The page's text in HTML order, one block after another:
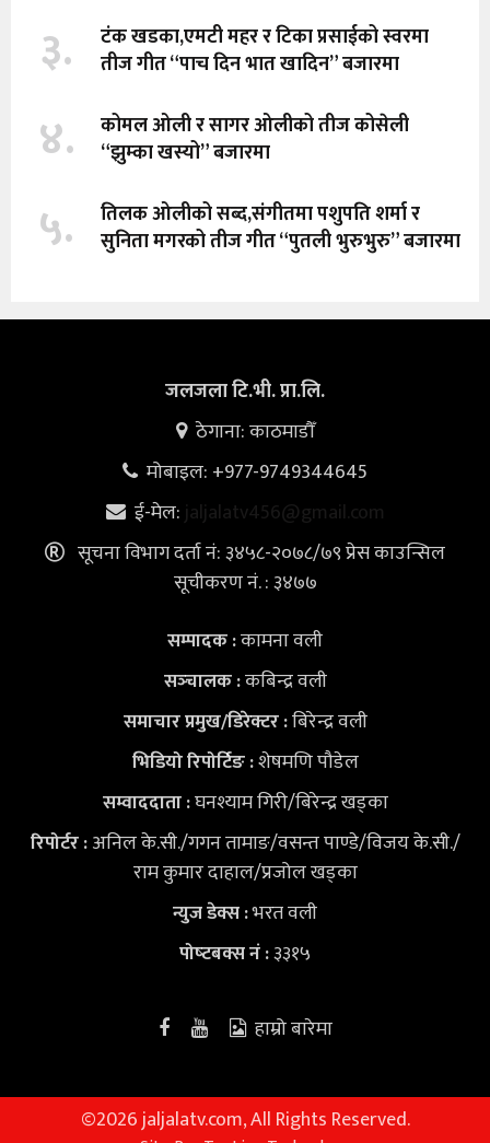
३.
टंक खडका,एमटी महर र टिका प्रसाईको स्वरमा
तीज गीत “पाच दिन भात खादिन” बजारमा
४.
कोमल ओली र सागर ओलीको तीज कोसेली
“झुम्का खस्यो” बजारमा
५.
तिलक ओलीको सब्द,संगीतमा पशुपति शर्मा र
सुनिता मगरको तीज गीत “पुतली भुरुभुरु” बजारमा
जलजला टि.भी. प्रा.लि.
ठेगाना: काठमाडौँ
मोबाइल: +977-9749344645
ई-मेल: jaljalatv456@gmail.com
सूचना विभाग दर्ता नं: ३४५८-२०७८/७९ प्रेस काउन्सिल
सूचीकरण नं. : ३४७७
सम्पादक :कामना वली
सञ्‍चालक :कबिन्द्र वली
समाचार प्रमुख/डिरेक्टर :बिरेन्द्र वली
भिडियोरिपोर्टिङ :शेषमणि पौडेल
सम्वाददाता :घनश्याम गिरी/बिरेन्द्र खड्का
रिपोर्टर :अनिल के.सी./गगन तामाङ/वसन्त पाण्डे/विजय के.सी./
राम कुमार दाहाल/प्रजोल खड्का
न्युज डेक्स:भरत वली
पोष्‍टबक्स नं :३३१५
हाम्रो बारेमा
©2026 jaljalatv.com, All Rights Reserved.